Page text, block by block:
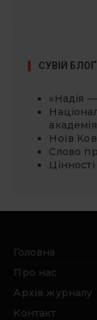
СУВІЙ
«Надія
Ноїв
Слово
Цінності
Головна
Про нас
Архів журналу
Контакт